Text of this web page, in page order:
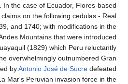
colonies. In the case of Ecuador,
de jureclaims on the following
1563, 1739, and 1740; with
and Andes Mountains that were
of Guayaquil (1829) which Peru
after the overwhelmingly
force led byAntonio José de Sucre
General La Mar's Peruvian invasion